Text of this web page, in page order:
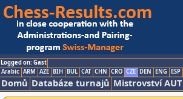
Logged on: Gast
Arabic ARM AZE BIH BUL CAT CHN CRO CZE DEN ENG ESP
Domů Databáze turnajů Mistrovství AUT